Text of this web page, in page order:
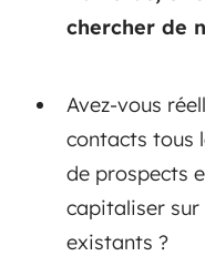
chercher de
Avez-vous
contacts tous
de prospects
capitaliser sur
existants ?